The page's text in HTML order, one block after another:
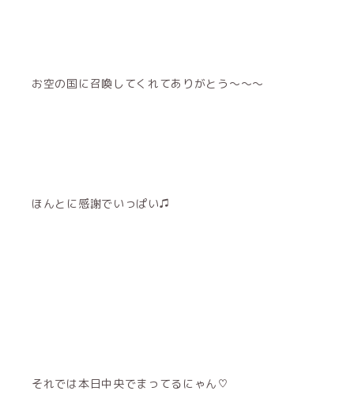
お空の国に召喚してくれてありがとう〜〜〜
ほんとに感謝でいっぱい♫
それでは本日中央でまってるにゃん♡